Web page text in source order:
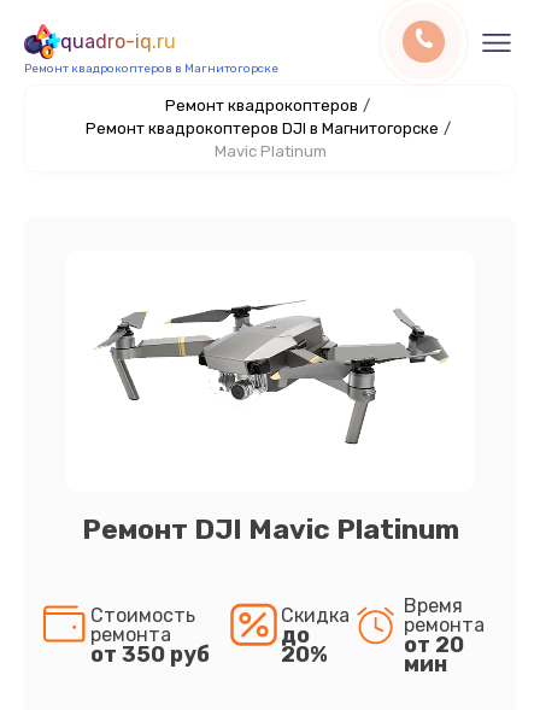
quadro-iq.ru
Ремонт квадрокоптеров в Магнитогорске
Ремонт квадрокоптеров /
Ремонт квадрокоптеров DJI в Магнитогорске /
Mavic Platinum
Ремонт DJI Mavic Platinum
Стоимость
ремонта
от 350 руб
Скидка
до
20%
Время
ремонта
от 20
мин